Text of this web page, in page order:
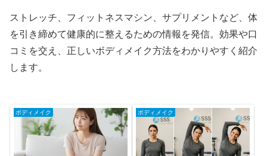
ストレッチ、フィットネスマシン、サプリメントなど、体
を引き締めて健康的に整えるための情報を発信。効果や口
コミを交え、正しいボディメイク方法をわかりやすく紹介
します。
ボディメイク ボディメイク